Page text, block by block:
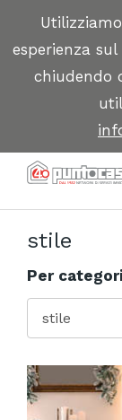
esperienza
chiudendo
stile
Per